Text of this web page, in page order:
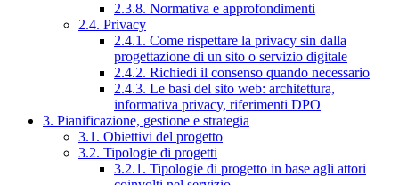
2.3.8. Normativa e approfondimenti
2.4. Privacy
2.4.1. Come rispettare la privacy sin dalla
progettazione di un sito o servizio digitale
2.4.2. Richiedi il consenso quando necessario
2.4.3. Le basi del sito web: architettura,
informativa privacy, riferimenti DPO
3. Pianificazione, gestione e strategia
3.1. Obiettivi del progetto
3.2. Tipologie di progetti
3.2.1. Tipologie di progetto in base agli attori